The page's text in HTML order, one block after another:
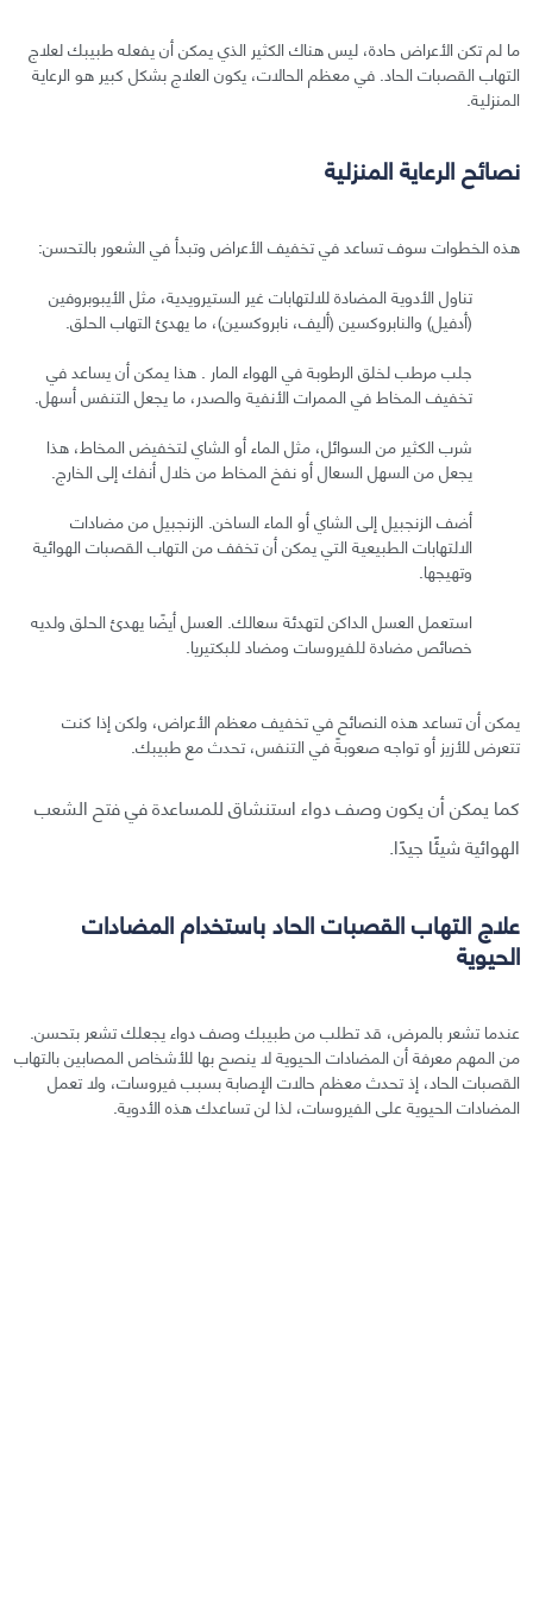
ما لم تكن الأعراض حادة، ليس هناك الكثير الذي يمكن أن يفعله طبيبك لعلاج
التهاب القصبات الحاد. في معظم الحالات، يكون العلاج بشكل كبير هو الرعاية
المنزلية.
نصائح الرعاية المنزلية
هذه الخطوات سوف تساعد في تخفيف الأعراض وتبدأ في الشعور بالتحسن:
تناول الأدوية المضادة للالتهابات غير الستيرويدية، مثل الأيبوبروفين
(أدفيل) والنابروكسين (أليف، نابروكسين)، ما يهدئ التهاب الحلق.
جلب مرطب لخلق الرطوبة في الهواء المار . هذا يمكن أن يساعد في
تخفيف المخاط في الممرات الأنفية والصدر، ما يجعل التنفس أسهل.
شرب الكثير من السوائل، مثل الماء أو الشاي لتخفيض المخاط، هذا
يجعل من السهل السعال أو نفخ المخاط من خلال أنفك إلى الخارج.
أضف الزنجبيل إلى الشاي أو الماء الساخن. الزنجبيل من مضادات
الالتهابات الطبيعية التي يمكن أن تخفف من التهاب القصبات الهوائية
وتهيجها.
استعمل العسل الداكن لتهدئة سعالك. العسل أيضًا يهدئ الحلق ولديه
خصائص مضادة للفيروسات ومضاد للبكتيريا.
يمكن أن تساعد هذه النصائح في تخفيف معظم الأعراض، ولكن إذا كنت
تتعرض للأزيز أو تواجه صعوبةً في التنفس، تحدث مع طبيبك.
كما يمكن أن يكون وصف دواء استنشاق للمساعدة في فتح الشعب
الهوائية شيئًا جيدًا.
علاج التهاب القصبات الحاد باستخدام المضادات
الحيوية
عندما تشعر بالمرض، قد تطلب من طبيبك وصف دواء يجعلك تشعر بتحسن.
من المهم معرفة أن المضادات الحيوية لا ينصح بها للأشخاص المصابين بالتهاب
القصبات الحاد، إذ تحدث معظم حالات الإصابة بسبب فيروسات، ولا تعمل
المضادات الحيوية على الفيروسات، لذا لن تساعدك هذه الأدوية.